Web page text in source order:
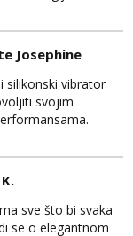
i crnom bojom,
dodati dozu
se stavlja na
vam
senzualnim
Josephine
silikonski vibrator
svojim
silikona, nježnog
ovaj vibrator
iskustvo.
omogućuje lako
za
Josephine dolazi
sve što bi svaka
se o elegantnom